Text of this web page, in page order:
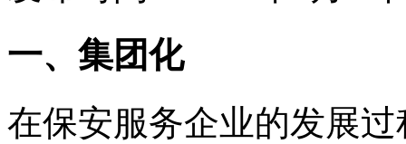
一、集团化
在保安服务企业的发展